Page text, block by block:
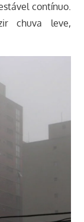
contínuo.
chuva leve,